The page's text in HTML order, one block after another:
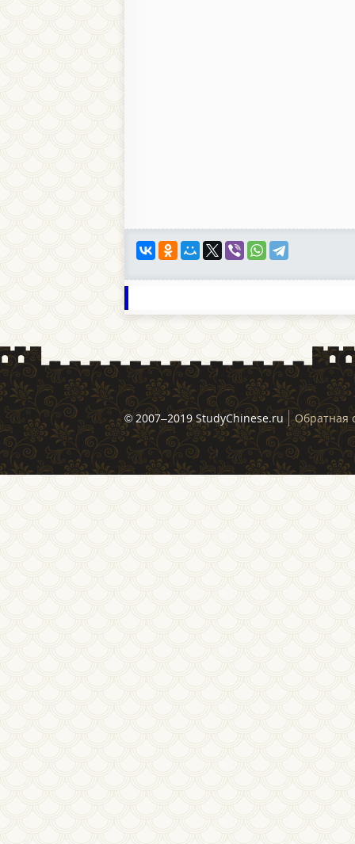
© 2007–2019 StudyChinese.ru Обратная